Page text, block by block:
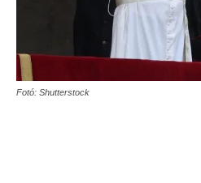
Fotó: Shutterstock